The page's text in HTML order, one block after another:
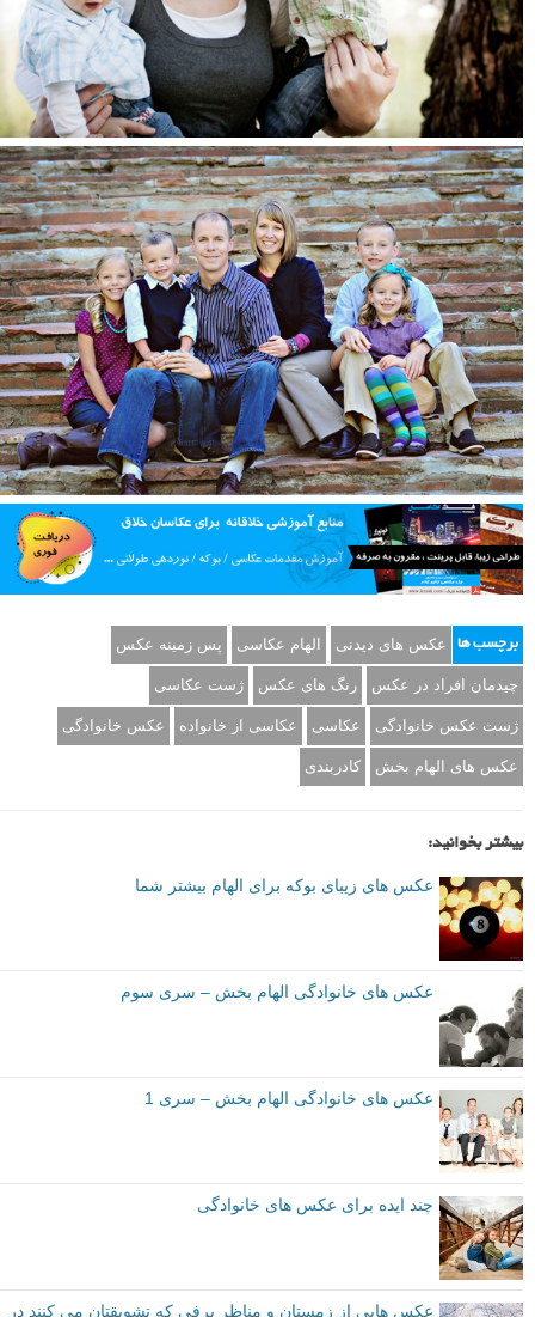
برچسب ها عکس های دیدنی الهام عکاسی پس زمینه عکس
چیدمان افراد در عکس رنگ های عکس ژست عکاسی
ژست عکس خانوادگی عکاسی عکاسی از خانواده عکس خانوادگی
عکس های الهام بخش کادربندی
بیشتر بخوانید:
عکس های زیبای بوکه برای الهام بیشتر شما
عکس های خانوادگی الهام بخش – سری سوم
عکس های خانوادگی الهام بخش – سری 1
چند ایده برای عکس های خانوادگی
عکس هایی از زمستان و مناظر برفی که تشویقتان می کنند در